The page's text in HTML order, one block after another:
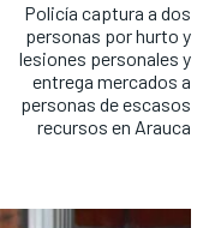
Policía captura a dos
personas por hurto y
lesiones personales y
entrega mercados a
personas de escasos
recursos en Arauca